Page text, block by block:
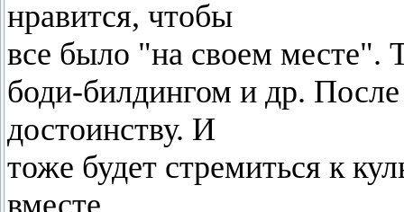
нравится, чтобы
все было "на cвоем месте".
боди-билдингом и др.
достоинству. И
тоже будет стремиться к